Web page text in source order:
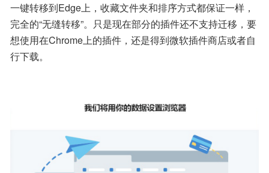
一键转移到Edge上，收藏文件夹和排序方式都保证一样，
完全的“无缝转移”。只是现在部分的插件还不支持迁移，要
想使用在Chrome上的插件，还是得到微软插件商店或者自
行下载。